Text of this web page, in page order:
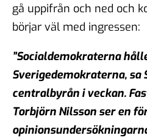
gå uppifrån och ned och
börjar väl med ingressen:
”Socialdemokraterna
Sverigedemokraterna, sa
centralbyrån i veckan.
Torbjörn Nilsson ser en